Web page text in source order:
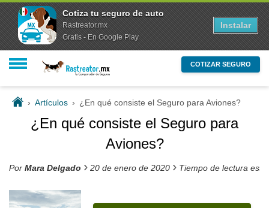
COTIZAR SEGURO
› Artículos › ¿En qué consiste el Seguro para Aviones?
¿En qué consiste el Seguro para
Aviones?
Por Mara Delgado › 20 de enero de 2020 › Tiempo de lectura
Cotiza tu seguro de auto
Rastreator.mx
Gratis - En Google Play
Instalar